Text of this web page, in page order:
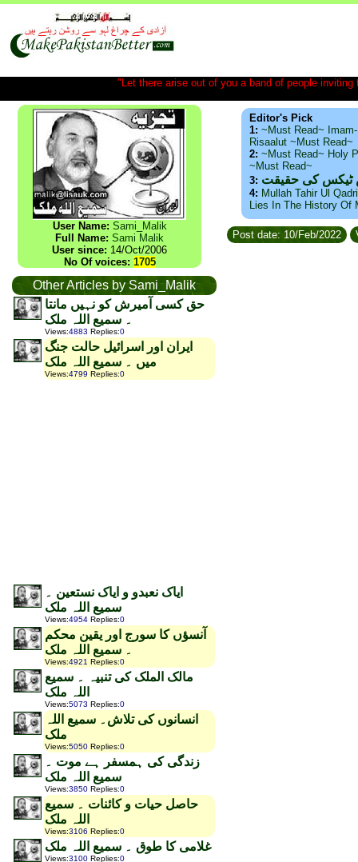
"Let there arise out of you a band of people
User Name: Sami_Malik
Full Name: Sami Malik
User since: 14/Oct/2006
No Of voices: 1705
Other Articles by Sami_Malik
حق کسی آمیرش کو نہیں مانتا
۔ سمیع اللہ ملک
Views:4883 Replies:0
ایران اور اسرائیل حالت جنگ
میں ۔ سمیع اللہ ملک
Views:4799 Replies:0
ایاک نعبدو و ایاک نستعین ۔
سمیع اللہ ملک
Views:4954 Replies:0
آنسؤں کا سورج اور یقین محکم
۔ سمیع اللہ ملک
Views:4921 Replies:0
مالک الملک کی تنبیہ ۔ سمیع
اللہ ملک
Views:5073 Replies:0
انسانوں کی تلاش۔ سمیع اللہ
ملک
Views:5050 Replies:0
زندگی کی ہمسفر ہے موت ۔
سمیع اللہ ملک
Views:3850 Replies:0
حاصل حیات و کائنات ۔ سمیع
اللہ ملک
Views:3106 Replies:0
غلامی کا طوق ۔ سمیع اللہ ملک
Views:3100 Replies:0
Editor's Pick
1: ~Must Read~
Risaalut ~Must Read~
2: ~Must Read~ Holy
~Must Read~
3: ٹیکس کی حقیقت
4: Mullah Tahir Ul
Lies In The History Of
Post date: 10/Feb/2022